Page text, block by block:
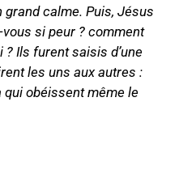
grand calme. Puis, Jésus
vous si peur ? comment
? Ils furent saisis d’une
les uns aux autres :
qui obéissent même le